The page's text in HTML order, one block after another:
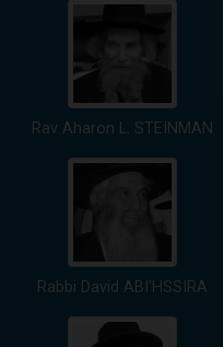
Rav Aharon L. STEINMAN
Rabbi David ABI'HSSIRA